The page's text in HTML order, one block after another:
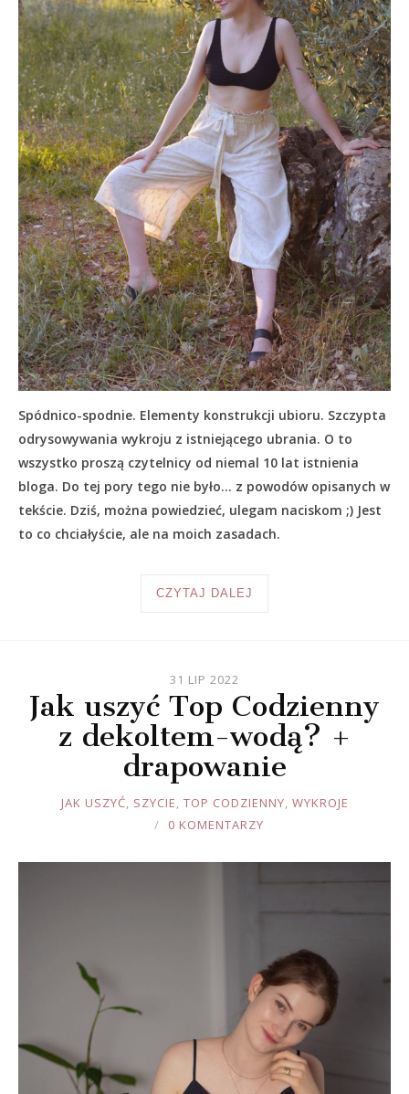
Spódnico-spodnie. Elementy konstrukcji ubioru. Szczypta
odrysowywania wykroju z istniejącego ubrania. O to
wszystko proszą czytelnicy od niemal 10 lat istnienia
bloga. Do tej pory tego nie było… z powodów opisanych w
tekście. Dziś, można powiedzieć, ulegam naciskom ;) Jest
to co chciałyście, ale na moich zasadach.
CZYTAJ DALEJ
31 LIP 2022
Jak uszyć Top Codzienny
z dekoltem-wodą? +
drapowanie
JOULE
JAK USZYĆ, SZYCIE, TOP CODZIENNY, WYKROJE
0 KOMENTARZY